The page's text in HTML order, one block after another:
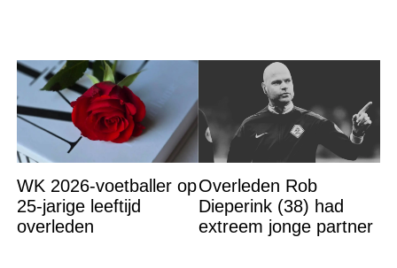
WK 2026-voetballer op
25-jarige leeftijd
overleden
Overleden Rob
Dieperink (38) had
extreem jonge partner